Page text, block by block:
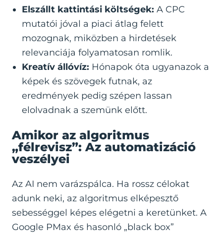
Elszállt kattintási költségek: A CPC
mutatói jóval a piaci átlag felett
mozognak, miközben a hirdetések
relevanciája folyamatosan romlik.
Kreatív állóvíz: Hónapok óta ugyanazok a
képek és szövegek futnak, az
eredmények pedig szépen lassan
elolvadnak a szemünk előtt.
Amikor az algoritmus
„félrevisz”: Az automatizáció
veszélyei
Az AI nem varázspálca. Ha rossz célokat
adunk neki, az algoritmus elképesztő
sebességgel képes elégetni a keretünket. A
Google PMax és hasonló „black box”